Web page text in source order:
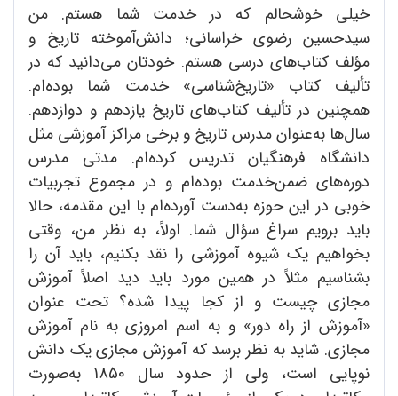
خیلی خوشحالم که در خدمت شما هستم. من
سیدحسین رضوی خراسانی؛ دانش‌آموخته تاریخ و
مؤلف کتاب‌های درسی هستم. خودتان می‌دانید که در
تألیف کتاب «تاریخ‌شناسی» خدمت شما بوده‌ام.
همچنین در تألیف کتاب‌های تاریخ یازدهم و دوازدهم.
سال‌ها به‌عنوان مدرس تاریخ و برخی مراکز آموزشی مثل
دانشگاه فرهنگیان تدریس کرده‌ام. مدتی مدرس
دوره‌های ضمن‌خدمت بوده‌ام و در مجموع تجربیات
خوبی در این حوزه به‌دست آورده‌ام با این مقدمه، حالا
باید برویم سراغ سؤال شما. اولاً، به نظر من، وقتی
بخواهیم یک شیوه آموزشی را نقد بکنیم، باید آن را
بشناسیم مثلاً در همین مورد باید دید اصلاً آموزش
مجازی چیست و از کجا پیدا شده؟ تحت عنوان
«آموزش از راه دور» و به اسم امروزی به نام آموزش
مجازی. شاید به نظر برسد که آموزش مجازی یک دانش
نوپایی است، ولی از حدود سال 1850 به‌صورت